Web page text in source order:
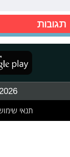
תגובות
2011-2026 ©
תנאי